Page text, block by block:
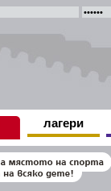
лагери